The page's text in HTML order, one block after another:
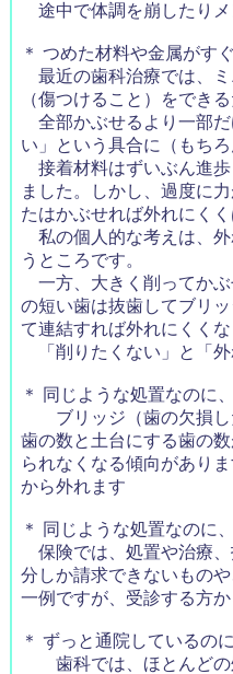
途中で体調を崩したり
＊ つめた材料や金属がす
最近の歯科治療では、ミ
（傷つけること）をでき
全部かぶせるより一部だ
い」という具合に（もち
接着材料はずいぶん進歩
ました。しかし、過度に
たはかぶせれば外れにくく
私の個人的な考えは、外
うところです。
一方、大きく削ってかぶ
の短い歯は抜歯してブリ
て連結すれば外れにくくな
「削りたくない」と「外
＊ 同じような処置なのに
ブリッジ（歯の欠損し
歯の数と土台にする歯の
られなくなる傾向があり
から外れます
＊ 同じような処置なのに
保険では、処置や治療、
分しか請求できないもの
一例ですが、受診する方
＊ ずっと通院しているの
歯科では、ほとんどの